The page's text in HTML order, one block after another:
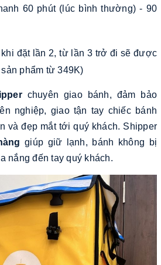
60 phút (lúc bình thường) - 90
đặt lần 2, từ lần 3 trở đi sẽ được
phẩm từ 349K)
chuyên giao bánh, đảm bảo
nghiệp, giao tận tay chiếc bánh
và đẹp mắt tới quý khách. Shipper
giúp giữ lạnh, bánh không bị
nắng đến tay quý khách.